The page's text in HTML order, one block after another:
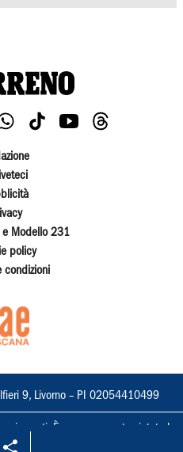
e Modello 231
policy
condizioni
9, Livorno – PI 02054410499
riservati. È espressamente vietata la
e l'adattamento totale o parziale.